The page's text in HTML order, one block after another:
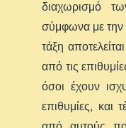
διαχωρισμό
σύμφωνα με την
τάξη
από τις
όσοι έχουν
επιθυμίες, και